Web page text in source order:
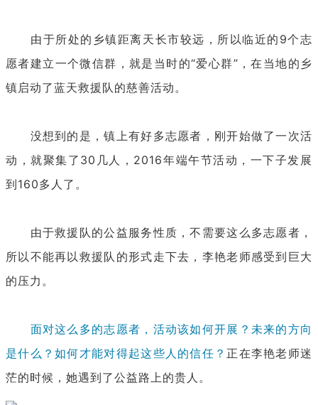
由于所处的乡镇距离天长市较远，所以临近的9个志
愿者建立一个微信群，就是当时的“爱心群”，在当地的乡
镇启动了蓝天救援队的慈善活动。
没想到的是，镇上有好多志愿者，刚开始做了一次活
动，就聚集了30几人，2016年端午节活动，一下子发展
到160多人了。
由于救援队的公益服务性质，不需要这么多志愿者，
所以不能再以救援队的形式走下去，李艳老师感受到巨大
的压力。
面对这么多的志愿者，活动该如何开展？未来的方向
是什么？如何才能对得起这些人的信任？ 正在李艳老师迷
茫的时候，她遇到了公益路上的贵人。